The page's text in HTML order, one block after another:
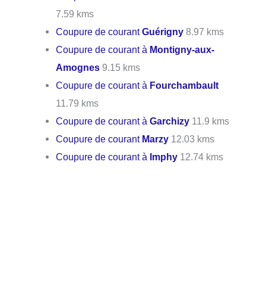
7.59 kms
Coupure de courantGuérigny 8.97 kms
Coupure de courant à Montigny-aux-
Amognes 9.15 kms
Coupure de courant à Fourchambault
11.79 kms
Coupure de courant àGarchizy 11.9 kms
Coupure de courant Marzy 12.03 kms
Coupure de courant à Imphy 12.74 kms